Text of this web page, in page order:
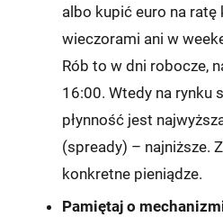
albo kupić euro na ratę
wieczorami ani w
Rób to w dni robocze,
16:00. Wtedy na rynku
płynność jest
(spready) – najniższe.
konkretne pieniądze.
Pamiętaj o